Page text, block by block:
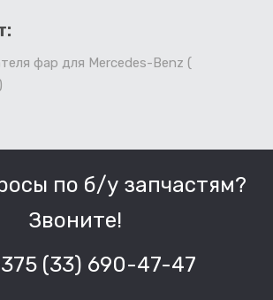
фар для Mercedes-Benz (
по б/у запчастям?
Звоните!
(33) 690-47-47